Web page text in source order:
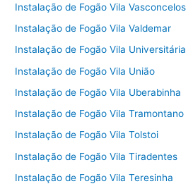
Instalação de Fogão Vila Vasconcelos
Instalação de Fogão Vila Valdemar
Instalação de Fogão Vila Universitária
Instalação de Fogão Vila União
Instalação de Fogão Vila Uberabinha
Instalação de Fogão Vila Tramontano
Instalação de Fogão Vila Tolstoi
Instalação de Fogão Vila Tiradentes
Instalação de Fogão Vila Teresinha